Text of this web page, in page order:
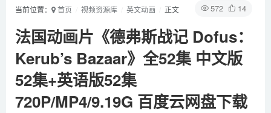
572 14
当前位置： 首页 视频资源库 英文动画 正文
法国动画片《德弗斯战记 Dofus：
Kerub’s Bazaar》全52集 中文版
52集+英语版52集
720P/MP4/9.19G 百度云网盘下载